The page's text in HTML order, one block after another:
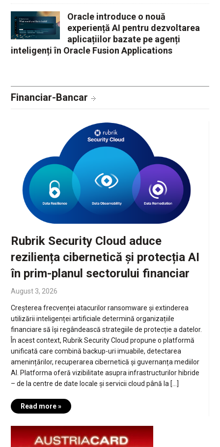
Oracle introduce o nouă
experiență AI pentru dezvoltarea
aplicațiilor bazate pe agenți
inteligenți în Oracle Fusion Applications
Financiar-Bancar
Rubrik Security Cloud aduce
reziliența cibernetică și protecția AI
în prim-planul sectorului financiar
August 3, 2026
Creșterea frecvenței atacurilor ransomware și extinderea
utilizării inteligenței artificiale determină organizațiile
financiare să își regândească strategiile de protecție a datelor.
În acest context, Rubrik Security Cloud propune o platformă
unificată care combină backup-uri imuabile, detectarea
amenințărilor, recuperarea cibernetică și guvernanța mediilor
AI. Platforma oferă vizibilitate asupra infrastructurilor hibride
– de la centre de date locale și servicii cloud până la […]
Read more »